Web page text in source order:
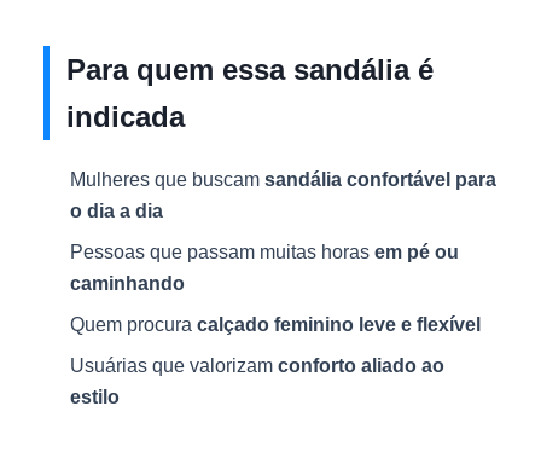
Para quem essa sandália é
indicada
Mulheres que buscam sandália confortável para
o dia a dia
Pessoas que passam muitas horas em pé ou
caminhando
Quem procura calçado feminino leve e flexível
Usuárias que valorizam conforto aliado ao
estilo